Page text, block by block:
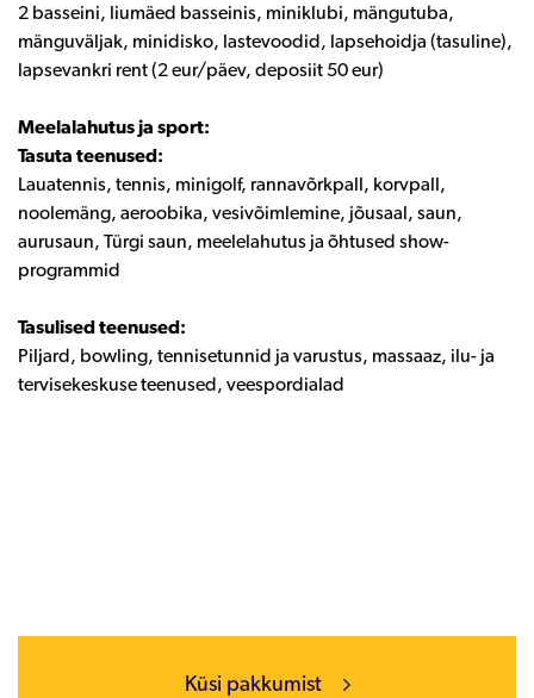
2 basseini, liumäed basseinis, miniklubi, mängutuba,
mänguväljak, minidisko, lastevoodid, lapsehoidja (tasuline),
lapsevankri rent (2 eur/päev, deposiit 50 eur)
Meelalahutus ja sport:
Tasuta teenused:
Lauatennis, tennis, minigolf, rannavõrkpall, korvpall,
noolemäng, aeroobika, vesivõimlemine, jõusaal, saun,
aurusaun, Türgi saun, meelelahutus ja õhtused show-
programmid
Tasulised teenused:
Piljard, bowling, tennisetunnid ja varustus, massaaz, ilu- ja
tervisekeskuse teenused, veespordialad
Küsi pakkumist